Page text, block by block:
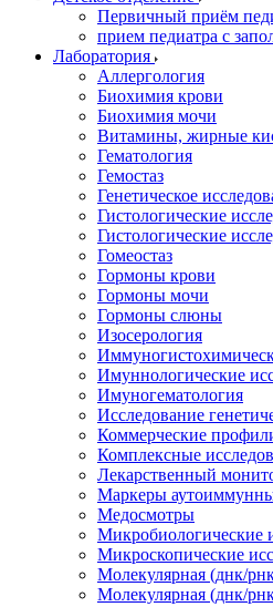
Первичный приём
прием педиатра с
Лаборатория
Аллергология
Биохимия крови
Биохимия мочи
Витамины, жирные
Гематология
Гемостаз
Генетическое
Гистологические
Гистологические
Гомеостаз
Гормоны крови
Гормоны мочи
Гормоны слюны
Изосерология
Имуннологические
Имуногематология
Исследование
Коммерческие
Комплексные
Лекарственный
Маркеры
Медосмотры
Микробиологические
Микроскопические
Молекулярная (днк/
Молекулярная (днк/